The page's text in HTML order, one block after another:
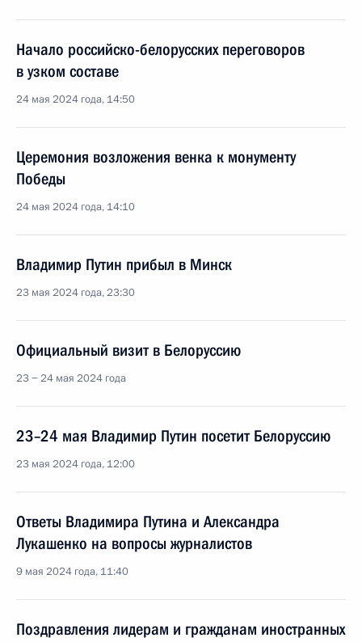
Начало российско-белорусских переговоров
в узком составе
24 мая 2024 года, 14:50
Церемония возложения венка к монументу
Победы
24 мая 2024 года, 14:10
Владимир Путин прибыл в Минск
23 мая 2024 года, 23:30
Официальный визит в Белоруссию
23 − 24 мая 2024 года
23–24 мая Владимир Путин посетит Белоруссию
23 мая 2024 года, 12:00
Ответы Владимира Путина и Александра
Лукашенко на вопросы журналистов
9 мая 2024 года, 11:40
Поздравления лидерам и гражданам иностранных